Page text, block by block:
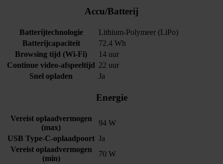
Accu/Batterij
Batterijtechnologie
Lithium-Polymeer (LiPo)
Batterijcapaciteit
72.4 Wh
Browsing tijd (Wi-Fi)
14 uur
Continue video-afspeeltijd 22 uur
Snel opladen
Ja
Energie
Vereist oplaadvermogen
(max)
94 W
USB Type-C-oplaadpoort Ja
Vereist oplaadvermogen
(min)
70 W